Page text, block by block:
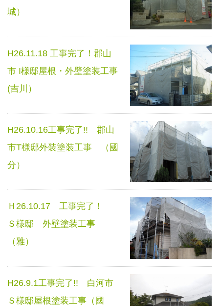
城）
H26.11.18 工事完了！郡山
市 I様邸屋根・外壁塗装工事
(吉川）
H26.10.16工事完了!! 郡山
市T様邸外装塗装工事 （國
分）
Ｈ26.10.17 工事完了！
Ｓ様邸 外壁塗装工事
（雅）
H26.9.1工事完了!! 白河市
Ｓ様邸屋根塗装工事（國